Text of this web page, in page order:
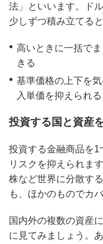
法」といいます。ド
少しずつ積み立てる
高いときに一括で
きる
基準価格の上下を
入単価を抑えられる
投資する国と資産
投資する金融商品を
リスクを抑えられま
株など世界に分散す
も、ほかのものでカ
国内外の複数の資産
に見てみましょう。